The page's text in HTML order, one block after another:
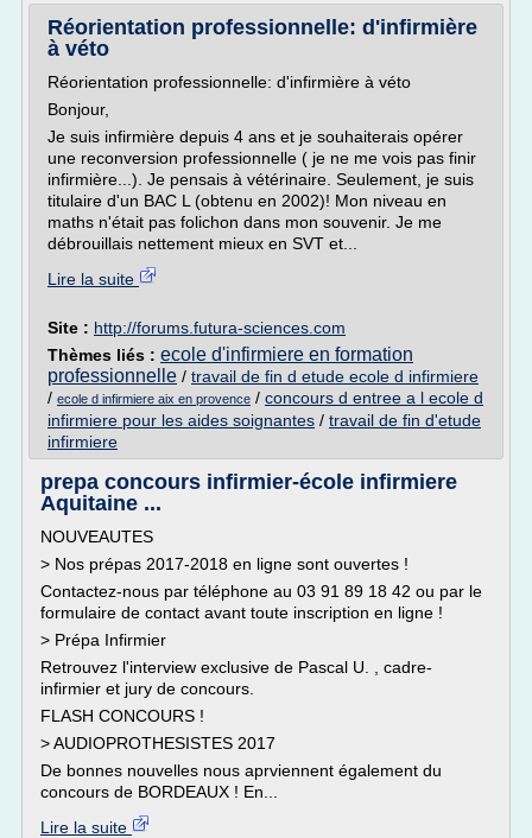
Réorientation professionnelle: d'infirmière
à véto
Réorientation professionnelle: d'infirmière à véto
Bonjour,
Je suis infirmière depuis 4 ans et je souhaiterais opérer
une reconversion professionnelle ( je ne me vois pas finir
infirmière...). Je pensais à vétérinaire. Seulement, je suis
titulaire d'un BAC L (obtenu en 2002)! Mon niveau en
maths n'était pas folichon dans mon souvenir. Je me
débrouillais nettement mieux en SVT et...
Lire la suite
Site : http://forums.futura-sciences.com
Thèmes liés : ecole d'infirmiere en formation
professionnelle / travail de fin d etude ecole d infirmiere
/ ecole d infirmiere aix en provence / concours d entree a l ecole d
infirmiere pour les aides soignantes / travail de fin d'etude
infirmiere
prepa concours infirmier-école infirmiere
Aquitaine ...
NOUVEAUTES
> Nos prépas 2017-2018 en ligne sont ouvertes !
Contactez-nous par téléphone au 03 91 89 18 42 ou par le
formulaire de contact avant toute inscription en ligne !
> Prépa Infirmier
Retrouvez l'interview exclusive de Pascal U. , cadre-
infirmier et jury de concours.
FLASH CONCOURS !
> AUDIOPROTHESISTES 2017
De bonnes nouvelles nous aprviennent également du
concours de BORDEAUX ! En...
Lire la suite